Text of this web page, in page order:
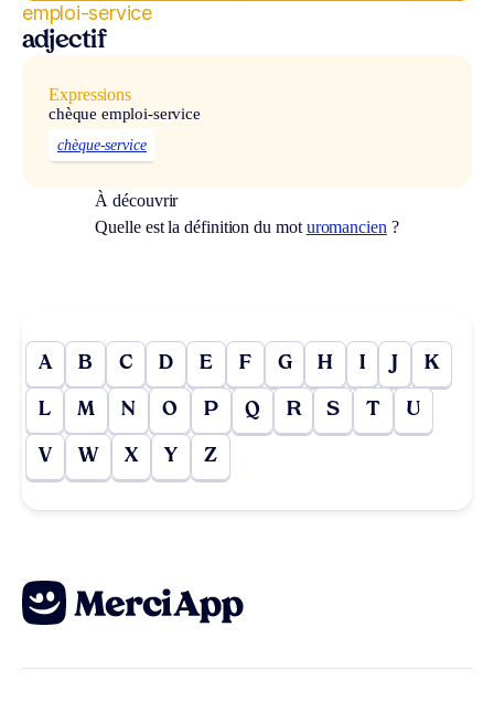
emploi-service
adjectif
Expressions
chèque emploi-service
chèque-service
À découvrir
Quelle est la définition du mot uromancien ?
A B C D E F G H I J K
L M N O P Q R S T U
V W X Y Z